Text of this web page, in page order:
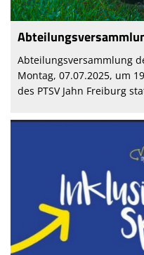
Abteilungsversammlung
Montag, 07.07.2025, um
des PTSV Jahn Freiburg